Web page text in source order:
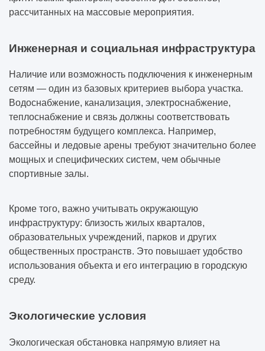
рассчитанных на массовые мероприятия.
Инженерная и социальная инфраструктура
Наличие или возможность подключения к инженерным
сетям — один из базовых критериев выбора участка.
Водоснабжение, канализация, электроснабжение,
теплоснабжение и связь должны соответствовать
потребностям будущего комплекса. Например,
бассейны и ледовые арены требуют значительно более
мощных и специфических систем, чем обычные
спортивные залы.
Кроме того, важно учитывать окружающую
инфраструктуру: близость жилых кварталов,
образовательных учреждений, парков и других
общественных пространств. Это повышает удобство
использования объекта и его интеграцию в городскую
среду.
Экологические условия
Экологическая обстановка напрямую влияет на